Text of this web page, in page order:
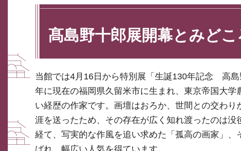
髙島野十郎展開幕とみどこ
当館では4月16日から特別展「生誕130年記念 高
年に現在の福岡県久留米市に生まれ、東京帝国大
い経歴の作家です。画壇はおろか、世間との交わ
涯を送ったため、その存在が広く知れ渡ったのは
経て、写実的な作風を追い求めた「孤高の画家」